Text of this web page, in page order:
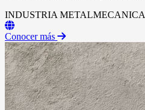
INDUSTRIA METALMECANICA
Conocer más